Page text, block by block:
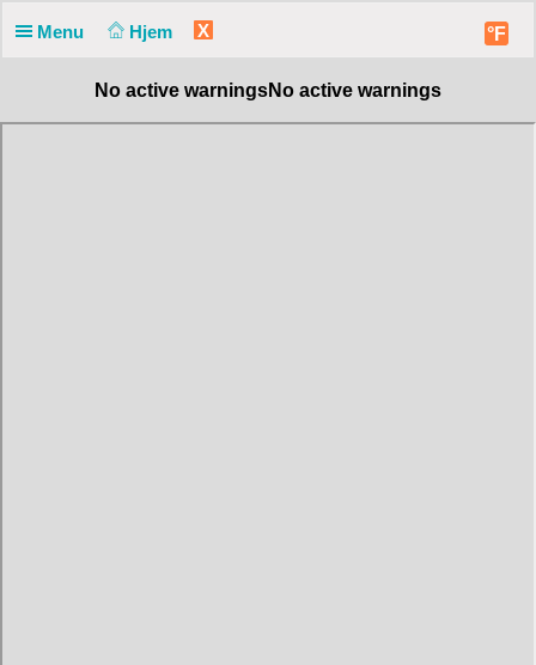
Menu Hjem X °F
No active warningsNo active warnings